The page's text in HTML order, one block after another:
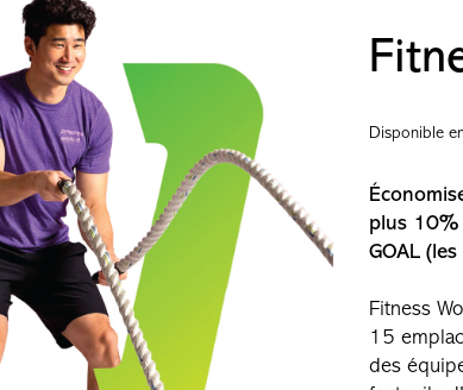
Disponible
plus 10%
GOAL
Fitness
15
des